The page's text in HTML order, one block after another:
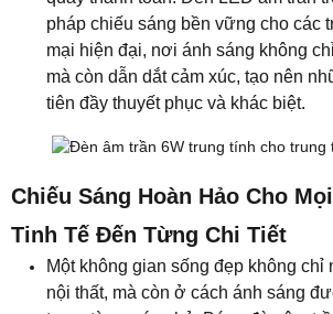
nội thất, mà còn ở cách ánh sáng
trong từng góc nhỏ. Bóng đèn âm
sáng trung tính mang đến sự cân
sáng rõ và dịu nhẹ, giúp mỗi khu
đến khu vực vệ sinh, ánh sáng trung
đại cho mọi không gian.
Trong những khu vực ít được chú ý,
vẫn phát huy vai trò đặc biệt – làm
nét kiến trúc, phản chiếu sắc độ
gạch và vật dụng. Nhờ ánh sáng